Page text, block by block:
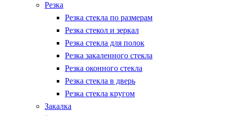
Резка
Резка стекла по размерам
Резка стекол и зеркал
Резка стекла для полок
Резка закаленного стекла
Резка оконного стекла
Резка стекла в дверь
Резка стекла кругом
Закалка